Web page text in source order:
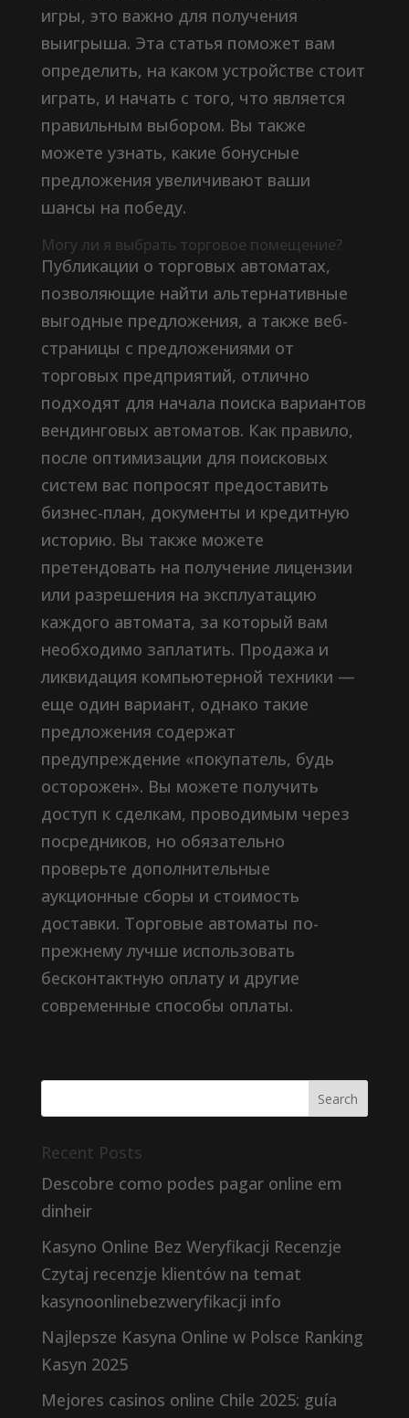
игры, это важно для получения
выигрыша. Эта статья поможет вам
определить, на каком устройстве стоит
играть, и начать с того, что является
правильным выбором. Вы также
можете узнать, какие бонусные
предложения увеличивают ваши
шансы на победу.
Могу ли я выбрать торговое помещение?
Публикации о торговых автоматах,
позволяющие найти альтернативные
выгодные предложения, а также веб-
страницы с предложениями от
торговых предприятий, отлично
подходят для начала поиска вариантов
вендинговых автоматов. Как правило,
после оптимизации для поисковых
систем вас попросят предоставить
бизнес-план, документы и кредитную
историю. Вы также можете
претендовать на получение лицензии
или разрешения на эксплуатацию
каждого автомата, за который вам
необходимо заплатить. Продажа и
ликвидация компьютерной техники —
еще один вариант, однако такие
предложения содержат
предупреждение «покупатель, будь
осторожен». Вы можете получить
доступ к сделкам, проводимым через
посредников, но обязательно
проверьте дополнительные
аукционные сборы и стоимость
доставки. Торговые автоматы по-
прежнему лучше использовать
бесконтактную оплату и другие
современные способы оплаты.
Recent Posts
Descobre como podes pagar online em
dinheir
Kasyno Online Bez Weryfikacji Recenzje
Czytaj recenzje klientów na temat
kasynoonlinebezweryfikacji info
Najlepsze Kasyna Online w Polsce Ranking
Kasyn 2025
Mejores casinos online Chile 2025: guía